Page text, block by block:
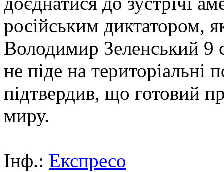
російським диктатором,
Володимир Зеленський 9
не піде на територіальні
підтвердив, що готовий
миру.
Інф.: Експресо